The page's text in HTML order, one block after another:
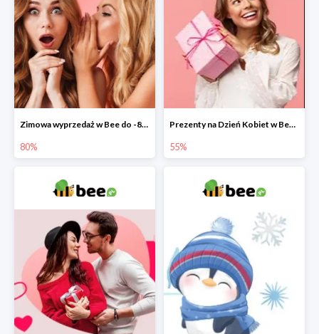
Zimowa wyprzedaż w Bee do -80%
80%
Prezenty na Dzień Kobiet w Bee do -55%
55%